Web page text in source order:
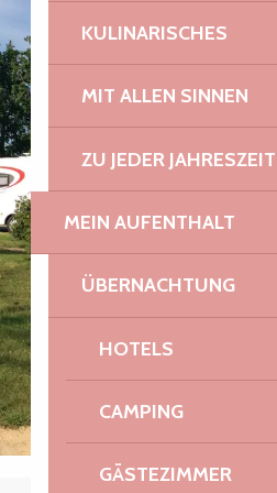
KULINARISCHES
MIT ALLEN SINNEN
ZU JEDER JAHRESZEIT
MEIN AUFENTHALT
ÜBERNACHTUNG
HOTELS
CAMPING
GÄSTEZIMMER